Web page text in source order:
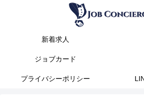
新着求人
ジョブカード
プライバシーポリシー